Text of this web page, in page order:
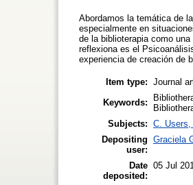
Abordamos la temática de
especialmente en
de la biblioterapia como
reflexiona es el
experiencia de creación de
Item type: Journal
Keywords:
Subjects: C. Users,
Depositing
user:
Graciela
Date
deposited:
05 Jul